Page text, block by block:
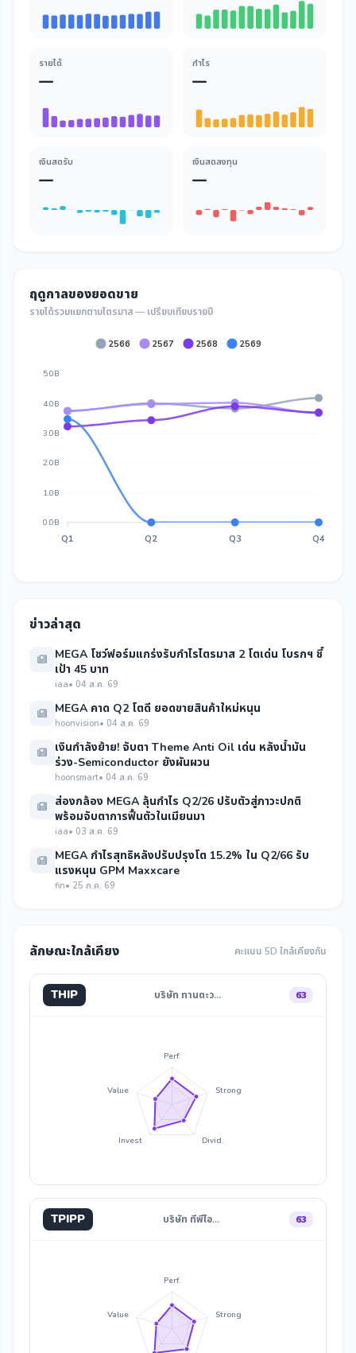
รายได้
—
กำไร
—
เงินสดรับ
—
เงินสดลงทุน
—
ฤดูกาลของยอดขาย
รายได้รวมแยกตามไตรมาส — เปรียบเทียบรายปี
2566 2567 2568 2569
5.0B
4.0B
3.0B
2.0B
1.0B
0.0B
Q1 Q2 Q3 Q4
ข่าวล่าสุด
MEGA โชว์ฟอร์มแกร่งรับกำไรไตรมาส 2 โตเด่น โบรกฯ ชี้
เป้า 45 บาท
iaa• 04 ส.ค. 69
MEGA คาด Q2 โตดี ยอดขายสินค้าใหม่หนุน
hoonvision• 04 ส.ค. 69
เงินกำลังย้าย! จับตา Theme Anti Oil เด่น หลังน้ำมัน
ร่วง-Semiconductor ยังผันผวน
hoonsmart• 04 ส.ค. 69
ส่องกล้อง MEGA ลุ้นกำไร Q2/26 ปรับตัวสู่ภาวะปกติ
พร้อมจับตาการฟื้นตัวในเมียนมา
iaa• 03 ส.ค. 69
MEGA กำไรสุทธิหลังปรับปรุงโต 15.2% ใน Q2/66 รับ
แรงหนุน GPM Maxxcare
fin• 25 ก.ค. 69
ลักษณะใกล้เคียง คะแนน 5D ใกล้เคียงกัน
THIP บริษัท ทานตะว… 63
Perf.
Strong
Divid.
Invest
Value
TPIPP บริษัท ทีพีไอ… 63
Perf.
Strong
Value